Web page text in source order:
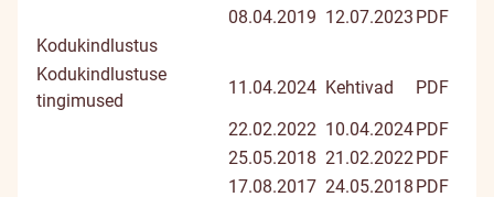
08.04.2019 12.07.2023 PDF
Kodukindlustus
Kodukindlustuse
tingimused
11.04.2024 Kehtivad
PDF
22.02.2022 10.04.2024PDF
25.05.2018 21.02.2022PDF
17.08.2017 24.05.2018 PDF